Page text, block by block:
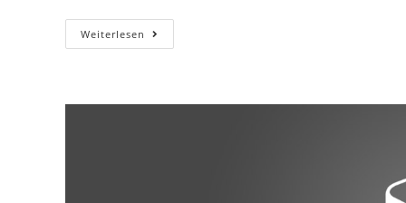
Weiterlesen Nihilne
Te